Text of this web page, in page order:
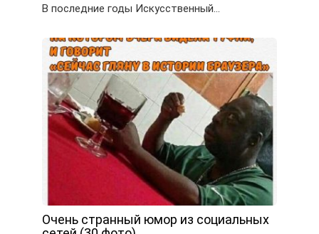
В последние годы Искусственный…
Очень странный юмор из социальных